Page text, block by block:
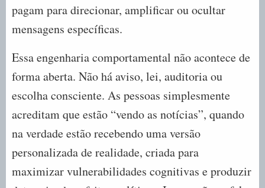
pagam para direcionar, amplificar ou ocultar
mensagens específicas.
Essa engenharia comportamental não acontece de
forma aberta. Não há aviso, lei, auditoria ou
escolha consciente. As pessoas simplesmente
acreditam que estão “vendo as notícias”, quando
na verdade estão recebendo uma versão
personalizada de realidade, criada para
maximizar vulnerabilidades cognitivas e produzir